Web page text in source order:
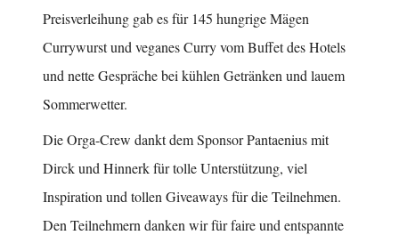
Preisverleihung gab es für 145 hungrige Mägen
Currywurst und veganes Curry vom Buffet des Hotels
und nette Gespräche bei kühlen Getränken und lauem
Sommerwetter.
Die Orga-Crew dankt dem Sponsor Pantaenius mit
Dirck und Hinnerk für tolle Unterstützung, viel
Inspiration und tollen Giveaways für die Teilnehmen.
Den Teilnehmern danken wir für faire und entspannte